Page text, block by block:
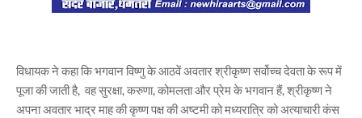
विधायक ने कहा कि भगवान विष्णु के आठवें अवतार श्रीकृष्ण सर्वोच्च देवता के रूप में
पूजा की जाती है, वह सुरक्षा, करुणा, कोमलता और प्रेम के भगवान हैं, श्रीकृष्ण ने
अपना अवतार भाद्र माह की कृष्ण पक्ष की अष्टमी को मध्यरात्रि को अत्याचारी कंस